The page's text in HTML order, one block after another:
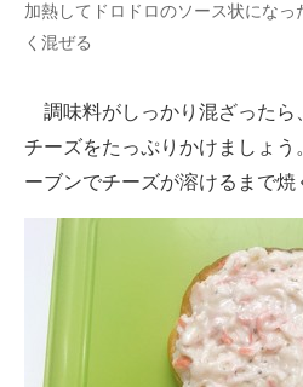
加熱してドロドロのソース状になっ
く混ぜる
調味料がしっかり混ざったら
チーズをたっぷりかけましょ
ーブンでチーズが溶けるまで焼